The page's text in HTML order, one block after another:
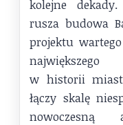
kolejne
rusza budowa
projektu
w historii
łączy skalę